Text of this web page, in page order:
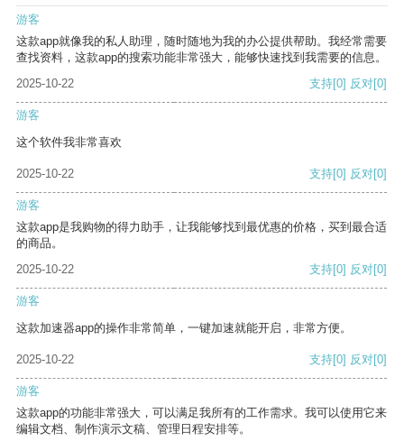
游客
这款app就像我的私人助理，随时随地为我的办公提供帮助。我经常需要
查找资料，这款app的搜索功能非常强大，能够快速找到我需要的信息。
2025-10-22
支持[0] 反对[0]
游客
这个软件我非常喜欢
2025-10-22 支持[0] 反对[0]
游客
这款app是我购物的得力助手，让我能够找到最优惠的价格，买到最合适
的商品。
2025-10-22
支持[0] 反对[0]
游客
这款加速器app的操作非常简单，一键加速就能开启，非常方便。
2025-10-22 支持[0] 反对[0]
游客
这款app的功能非常强大，可以满足我所有的工作需求。我可以使用它来
编辑文档、制作演示文稿、管理日程安排等。